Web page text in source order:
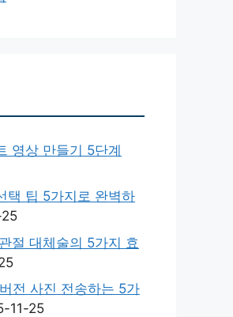
영상 만들기 5단계
택 팁 5가지로 완벽하
절 대체술의 5가지 효
전 사진 전송하는 5가
11-25